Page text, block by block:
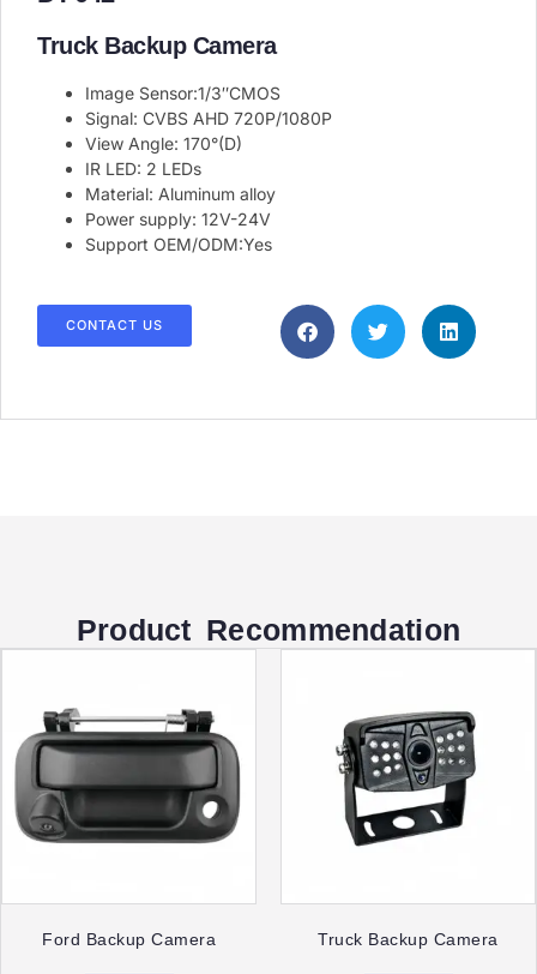
Truck Backup Camera
Image Sensor:1/3″CMOS
Signal: CVBS AHD 720P/1080P
View Angle: 170°(D)
IR LED: 2 LEDs
Material: Aluminum alloy
Power supply: 12V-24V
Support OEM/ODM:Yes​
CONTACT US
Product Recommendation
Ford Backup Camera Truck Backup Camera